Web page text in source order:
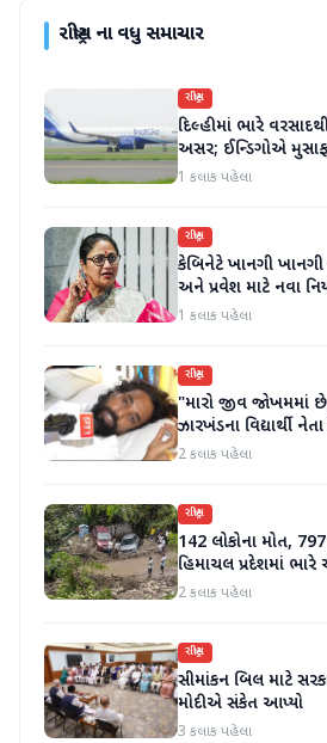
રાષ્ટ્રીયના વધુ સમાચાર
રાષ્ટ્રીય
દિલ્હીમાં ભારે
અસર; ઈન્ડિગોએ
જાહેર કરી
1 કલાક પહેલા
રાષ્ટ્રીય
કેબિનેટે ખાનગી
અને પ્રવેશ માટે નવા
1 કલાક પહેલા
રાષ્ટ્રીય
"મારો જીવ જોખમમાં
ઝારખંડના વિદ્યાર્થી
તબિયત ખરાબ
2 કલાક પહેલા
રાષ્ટ્રીય
142 લોકોના મોત,
હિમાચલ પ્રદેશમાં ભારે
2 કલાક પહેલા
રાષ્ટ્રીય
સીમાંકન બિલ માટે
મોદીએ સંકેત આપ્યો
3 કલાક પહેલા